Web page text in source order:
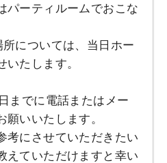
パーティルームでおこな
については、当日ホー
いたします。
までに電話またはメー
いいたします。
考にさせていただきたい
えていただけますと幸い